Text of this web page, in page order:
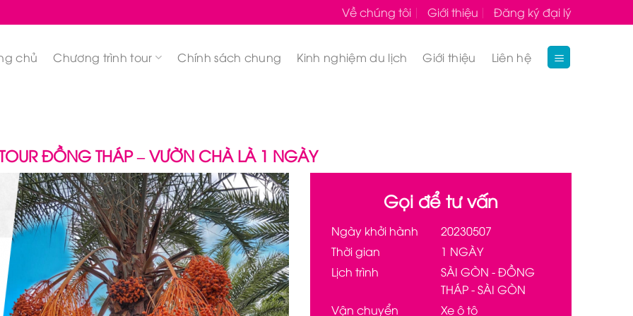
Về chúng tôi Giới thiệu Đăng ký đại lý
chủ Chương trình tour Chính sách chung Kinh nghiệm du lịch Giới thiệu Liên hệ
ĐỒNG THÁP – VƯỜN CHÀ LÀ 1 NGÀY
Gọi để tư vấn
Ngày khởi hành
20230507
Thời gian
1 NGÀY
Lịch trình
SÀI GÒN - ĐỒNG
THÁP - SÀI GÒN
Vận chuyển
Xe ô tô